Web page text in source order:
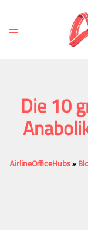
content
Toggle
Die 10
AirlineOfficeHubs»